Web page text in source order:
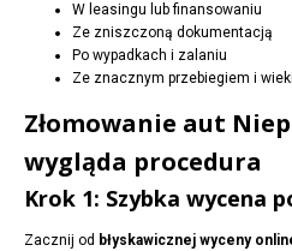
W leasingu lub finansowaniu
Ze zniszczoną dokumentacją
Po wypadkach i zalaniu
Ze znacznym przebiegiem i
Złomowanie aut
wygląda procedura
Krok 1: Szybka wycena
Zacznij od błyskawicznej wyceny